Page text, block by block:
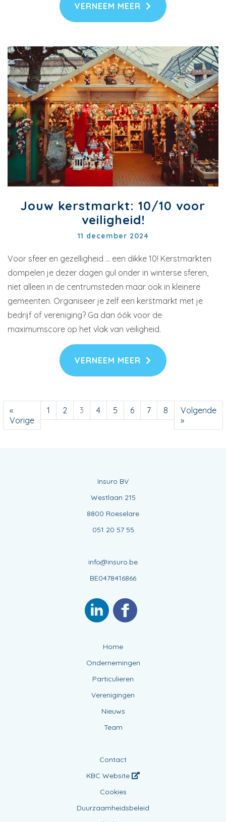
VERNEEM MEER
Jouw kerstmarkt: 10/10 voor
veiligheid!
11 december 2024
Voor sfeer en gezelligheid … een dikke 10! Kerstmarkten
dompelen je dezer dagen gul onder in winterse sferen,
niet alleen in de centrumsteden maar ook in kleinere
gemeenten. Organiseer je zelf een kerstmarkt met je
bedrijf of vereniging? Ga dan óók voor de
maximumscore op het vlak van veiligheid.
VERNEEM MEER
«
Vorige
1 2 3 4 5 6 7 8
Volgende
»
Insuro BV
Westlaan 215
8800 Roeselare
051 20 57 55
info@insuro.be
BE0478416866
Home
Ondernemingen
Particulieren
Verenigingen
Nieuws
Team
Contact
KBC Website
Cookies
Duurzaamheidsbeleid